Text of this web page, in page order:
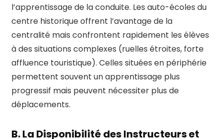
l’apprentissage de la conduite. Les auto-écoles du
centre historique offrent l’avantage de la
centralité mais confrontent rapidement les élèves
à des situations complexes (ruelles étroites, forte
affluence touristique). Celles situées en périphérie
permettent souvent un apprentissage plus
progressif mais peuvent nécessiter plus de
déplacements.
B. La Disponibilité des Instructeurs et